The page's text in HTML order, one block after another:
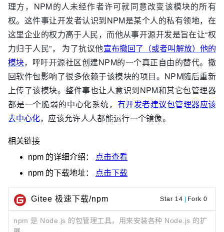
理方，NPM的人未经作者许可就同意改变该模块的所有
权。这件事让开发者认识到NPM是某个人的私有领地，在
这里企业的权力高于人民，而他从事开源开发是旨在让“权
力归于人民”， 为了抗议他宣布撤回了（或者叫解放）他的
模块，呼吁开源社区创建NPM的一个真正自由的替代。撤
回软件包影响了很多依赖于该模块的项目。NPM随后重新
上传了该模块。整件事也让人意识到NPM和其它包管理器
都是一个脆弱的中心化系统， 有开发者建议包管理器应该
去中心化，应该允许人人都能运行一个镜像。
相关链接
npm 的详细介绍：
点击查看
npm 的下载地址： 点击下载
Gitee 极速下载/npm Star 14 Fork 0
npm 是 Node.js 的包管理工具，用来安装各种 Node.js 的扩